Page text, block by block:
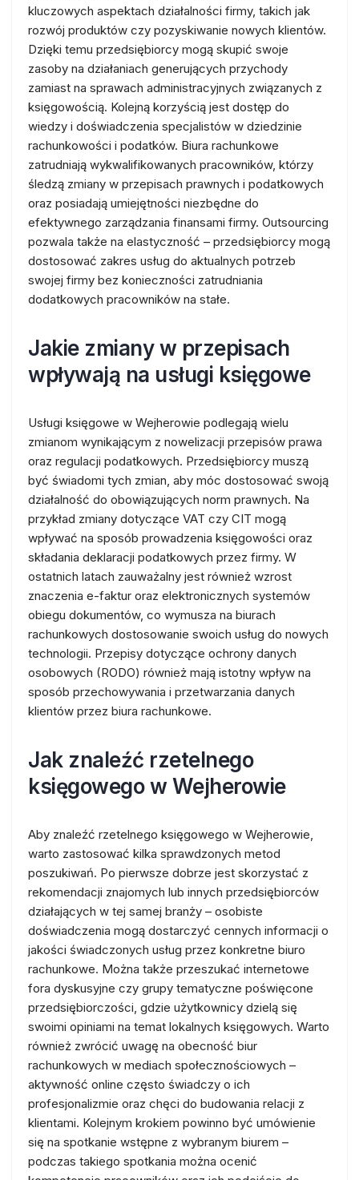
kluczowych aspektach działalności firmy, takich jak
rozwój produktów czy pozyskiwanie nowych klientów.
Dzięki temu przedsiębiorcy mogą skupić swoje
zasoby na działaniach generujących przychody
zamiast na sprawach administracyjnych związanych z
księgowością. Kolejną korzyścią jest dostęp do
wiedzy i doświadczenia specjalistów w dziedzinie
rachunkowości i podatków. Biura rachunkowe
zatrudniają wykwalifikowanych pracowników, którzy
śledzą zmiany w przepisach prawnych i podatkowych
oraz posiadają umiejętności niezbędne do
efektywnego zarządzania finansami firmy. Outsourcing
pozwala także na elastyczność – przedsiębiorcy mogą
dostosować zakres usług do aktualnych potrzeb
swojej firmy bez konieczności zatrudniania
dodatkowych pracowników na stałe.
Jakie zmiany w przepisach
wpływają na usługi księgowe
Usługi księgowe w Wejherowie podlegają wielu
zmianom wynikającym z nowelizacji przepisów prawa
oraz regulacji podatkowych. Przedsiębiorcy muszą
być świadomi tych zmian, aby móc dostosować swoją
działalność do obowiązujących norm prawnych. Na
przykład zmiany dotyczące VAT czy CIT mogą
wpływać na sposób prowadzenia księgowości oraz
składania deklaracji podatkowych przez firmy. W
ostatnich latach zauważalny jest również wzrost
znaczenia e-faktur oraz elektronicznych systemów
obiegu dokumentów, co wymusza na biurach
rachunkowych dostosowanie swoich usług do nowych
technologii. Przepisy dotyczące ochrony danych
osobowych (RODO) również mają istotny wpływ na
sposób przechowywania i przetwarzania danych
klientów przez biura rachunkowe.
Jak znaleźć rzetelnego
księgowego w Wejherowie
Aby znaleźć rzetelnego księgowego w Wejherowie,
warto zastosować kilka sprawdzonych metod
poszukiwań. Po pierwsze dobrze jest skorzystać z
rekomendacji znajomych lub innych przedsiębiorców
działających w tej samej branży – osobiste
doświadczenia mogą dostarczyć cennych informacji o
jakości świadczonych usług przez konkretne biuro
rachunkowe. Można także przeszukać internetowe
fora dyskusyjne czy grupy tematyczne poświęcone
przedsiębiorczości, gdzie użytkownicy dzielą się
swoimi opiniami na temat lokalnych księgowych. Warto
również zwrócić uwagę na obecność biur
rachunkowych w mediach społecznościowych –
aktywność online często świadczy o ich
profesjonalizmie oraz chęci do budowania relacji z
klientami. Kolejnym krokiem powinno być umówienie
się na spotkanie wstępne z wybranym biurem –
podczas takiego spotkania można ocenić